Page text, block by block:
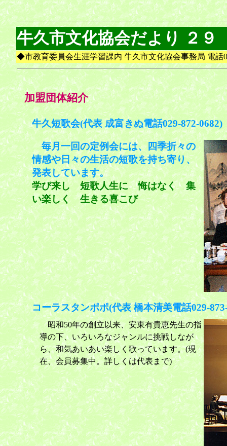
牛久市文化協会だより ２９
◆市教育委員会生涯学習課内 牛久市文化協会事務局 電話
加盟団体紹介
牛久短歌会(代表 成富きぬ電話029-872-0682)
毎月一回の定例会には、四季折々の
情感や日々の生活の短歌を持ち寄り、
発表しています。
学び来し 短歌人生に 悔はなく 集
い楽しく 生きる喜こび
コーラスタンポポ(代表 橋本清美電話029-
昭和50年の創立以来、安東有貴恵先生の指
導の下、いろいろなジャンルに挑戦しなが
ら、和気あいあい楽しく歌っています。(現
在、会員募集中。詳しくは代表まで)